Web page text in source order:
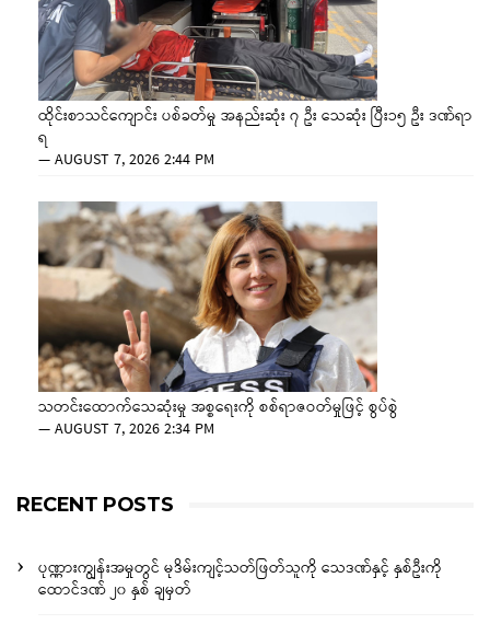
ထိုင်းစာသင်ကျောင်း ပစ်ခတ်မှု အနည်းဆုံး ၇ ဦး သေဆုံး ပြီး၁၅ ဦး ဒဏ်ရာ
ရ
—AUGUST 7, 2026 2:44 PM
သတင်းထောက်သေဆုံးမှု အစ္စရေးကို စစ်ရာဇဝတ်မှုဖြင့် စွပ်စွဲ
—AUGUST 7, 2026 2:34 PM
RECENT POSTS
ပုဏ္ဏားကျွန်းအမှုတွင် မုဒိမ်းကျင့်သတ်ဖြတ်သူကို သေဒဏ်နှင့် နှစ်ဦးကို
ထောင်ဒဏ် ၂၀ နှစ် ချမှတ်